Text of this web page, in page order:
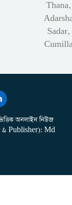
Thana,
Sadar,
অনলাইন নিউজ
& Publisher): Md